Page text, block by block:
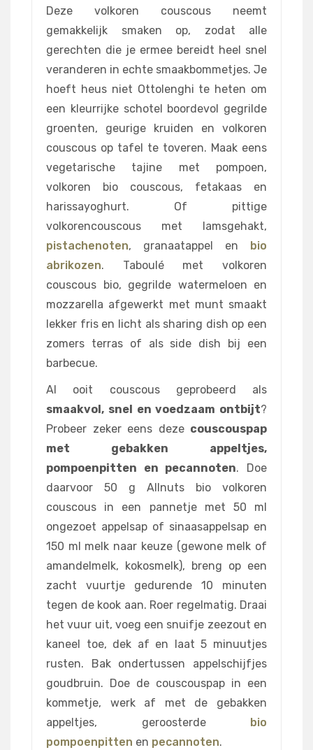
Deze volkoren couscous neemt
gemakkelijk smaken op, zodat alle
gerechten die je ermee bereidt heel snel
veranderen in echte smaakbommetjes. Je
hoeft heus niet Ottolenghi te heten om
een kleurrijke schotel boordevol gegrilde
groenten, geurige kruiden en volkoren
couscous op tafel te toveren. Maak eens
vegetarische tajine met pompoen,
volkoren bio couscous, fetakaas en
harissayoghurt. Of pittige
volkorencouscous met lamsgehakt,
pistachenoten, granaatappel en bio
abrikozen. Taboulé met volkoren
couscous bio, gegrilde watermeloen en
mozzarella afgewerkt met munt smaakt
lekker fris en licht als sharing dish op een
zomers terras of als side dish bij een
barbecue.
Al ooit couscous geprobeerd als
smaakvol, snel en voedzaam ontbijt?
Probeer zeker eens deze couscouspap
met gebakken appeltjes,
pompoenpitten en pecannoten. Doe
daarvoor 50 g Allnuts bio volkoren
couscous in een pannetje met 50 ml
ongezoet appelsap of sinaasappelsap en
150 ml melk naar keuze (gewone melk of
amandelmelk, kokosmelk), breng op een
zacht vuurtje gedurende 10 minuten
tegen de kook aan. Roer regelmatig. Draai
het vuur uit, voeg een snuifje zeezout en
kaneel toe, dek af en laat 5 minuutjes
rusten. Bak ondertussen appelschijfjes
goudbruin. Doe de couscouspap in een
kommetje, werk af met de gebakken
appeltjes, geroosterde bio
pompoenpitten en pecannoten.